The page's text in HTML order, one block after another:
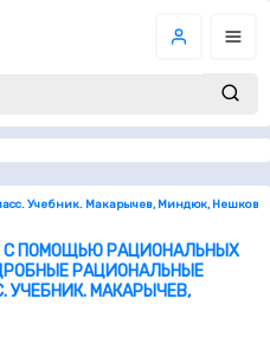
Учебник. Макарычев, Миндюк, Нешков,
С ПОМОЩЬЮ РАЦИОНАЛЬНЫХ
РАЦИОНАЛЬНЫЕ
УЧЕБНИК. МАКАРЫЧЕВ,